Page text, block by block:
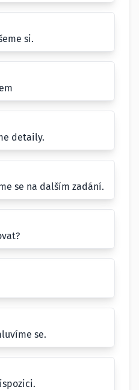
si.
detaily.
se na dalším zadání.
se.